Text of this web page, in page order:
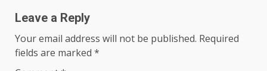
Leave a Reply
Your email address will not be published. Required
fields are marked *